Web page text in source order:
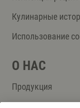
Кулинарные
Использование
О НАС
Продукция